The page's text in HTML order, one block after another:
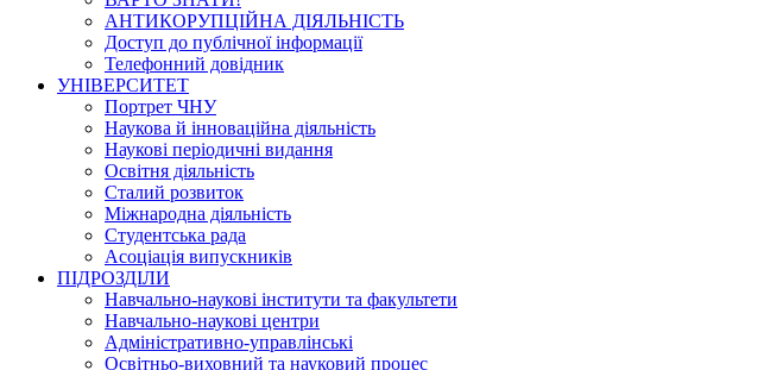
АНТИКОРУПЦІЙНА ДІЯЛЬНІСТЬ
Доступ до публічної інформації
Телефонний довідник
УНІВЕРСИТЕТ
Портрет ЧНУ
Наукова й інноваційна діяльність
Наукові періодичні видання
Освітня діяльність
Сталий розвиток
Міжнародна діяльність
Студентська рада
Асоціація випускників
ПІДРОЗДІЛИ
Навчально-наукові інститути та факультети
Навчально-наукові центри
Адміністративно-управлінські
Освітньо-виховний та науковий процес